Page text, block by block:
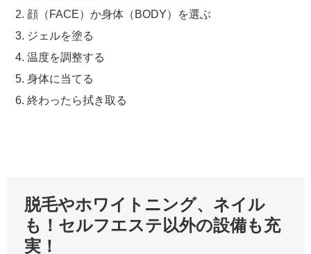
顔（FACE）か身体（BODY）を選ぶ
ジェルを塗る
温度を調整する
身体に当てる
終わったら拭き取る
脱毛やホワイトニング、ネイル
も！セルフエステ以外の設備も充
実！